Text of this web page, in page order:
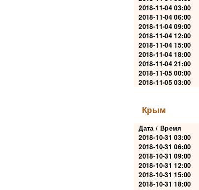
2018-11-04 03:00
2018-11-04 06:00
2018-11-04 09:00
2018-11-04 12:00
2018-11-04 15:00
2018-11-04 18:00
2018-11-04 21:00
2018-11-05 00:00
2018-11-05 03:00
Крым
Дата / Время
2018-10-31 03:00
2018-10-31 06:00
2018-10-31 09:00
2018-10-31 12:00
2018-10-31 15:00
2018-10-31 18:00